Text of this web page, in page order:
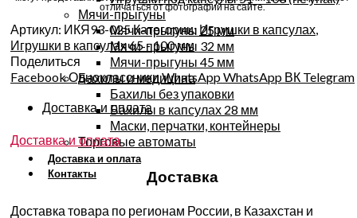
Мячи-прыгуны
Мячи-прыгуны 25 мм
Мячи-прыгуны 32 мм
Мячи-прыгуны 45 мм
Бахилы и медицина
Бахилы без упаковки
Бахилы в капсулах 28 мм
Маски, перчатки, контейнеры
Торговые автоматы
Доставка и оплата
Контакты
отличаться от фотографий на сайте.
Артикул: ИКЯ93-025Категории: Игрушки в капсулах,
Игрушки в капсулах 65 - 100 мм
Поделиться
FacebookОдноклассники WhatsAppWhatsApp ВК Telegram
Доставка и оплата
Доставка и оплата
Доставка
Доставка товара по регионам России, в Казахстан и